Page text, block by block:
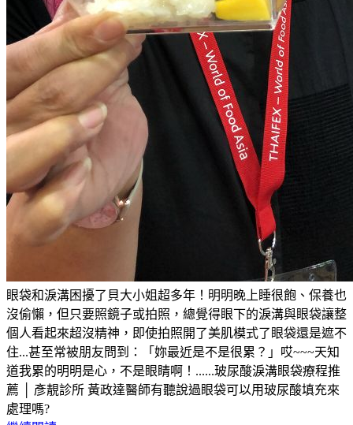
眼袋和淚溝困擾了貝大小姐超多年！明明晚上睡很飽、保養也
沒偷懶，但只要照鏡子或拍照，總覺得眼下的淚溝與眼袋讓整
個人看起來超沒精神，即使拍照開了美肌模式了眼袋還是遮不
住...甚至常被朋友問到：「妳最近是不是很累？」哎~~~天知
道我累的明明是心，不是眼睛啊！......玻尿酸淚溝眼袋療程推
薦 │ 彥靚診所 黃政達醫師有聽說過眼袋可以用玻尿酸填充來
處理嗎?